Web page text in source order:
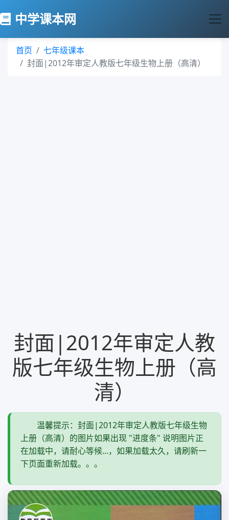
中学课本网
首页
七年级课本
封面|2012年审定人教版七年级生物上册（高清）
封面|2012年审定人教
版七年级生物上册（高
清）
温馨提示：封面|2012年审定人教版七年级生物
上册（高清）的图片如果出现 "进度条" 说明图片正
在加载中，请耐心等候...，如果加载太久，请刷新一
下页面重新加载。。。